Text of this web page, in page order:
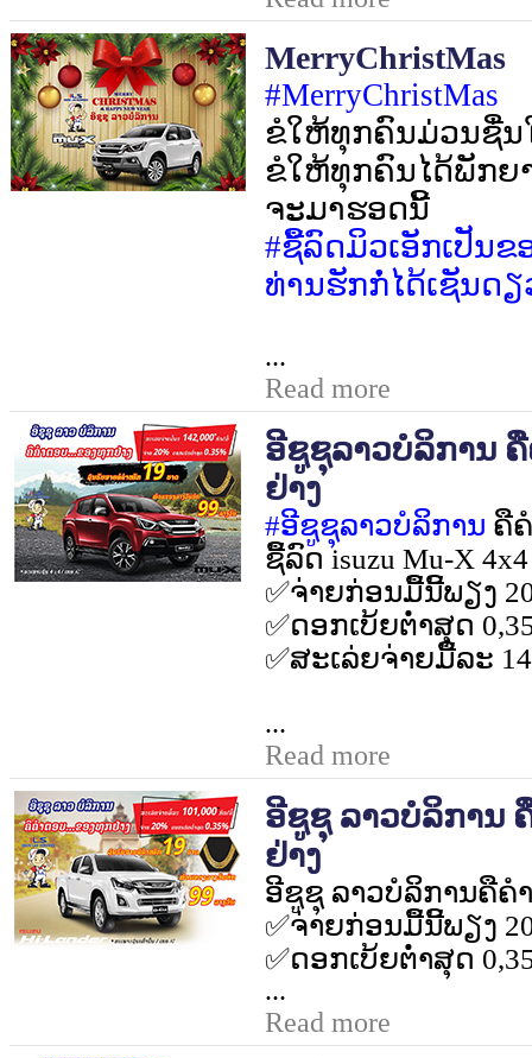
MerryChristMas
#MerryChristMas
ຂໍໃຫ້ທຸກຄົນມ່ວນຊື່ນ
ຂໍໃຫ້ທຸກຄົນໄດ້ພັກຍ
ຈະມາຮອດນີ້
#ຊື້ລົດມິວເອັກເປັນ
ທ່ານຮັກກໍ່ໄດ້ເຊັນດຽ
...
Read more
ອີຊູຊຸລາວບໍລິການ
ຢ່າງ
#ອີຊູຊຸລາວບໍລິການ ຄື
ຊື້ລົດisuzu Mu-X
✅ຈ່າຍກ່ອນມື້ນີ້ພຽງ
✅ດອກເບ້ຍຕໍ່າສຸດ
✅ສະເລ່ຍຈ່າຍມື້ລະ
...
Read more
ອີຊູຊຸ ລາວບໍລິການ
ຢ່າງ
ອີຊູຊຸ ລາວບໍລິການຄືຄໍ
✅ຈ່າຍກ່ອນມື້ນີ້ພຽງ
✅ດອກເບ້ຍຕໍ່າສຸດ
...
Read more